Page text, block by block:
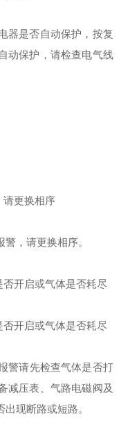
是否自动保护，按复
动保护，请检查电气线
请更换相序
，请更换相序。
开启或气体是否耗尽
开启或气体是否耗尽
请先检查气体是否打
减压表、气路电磁阀及
现断路或短路。